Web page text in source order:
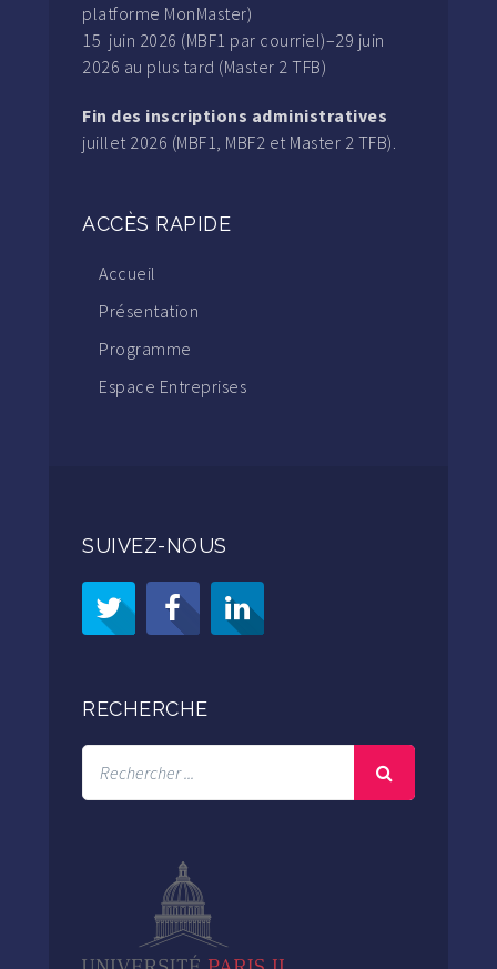
platforme MonMaster)
15 juin 2026 (MBF1 par courriel)–29 juin
2026 au plus tard (Master 2 TFB)
Fin des inscriptions administratives
juillet 2026 (MBF1, MBF2 et Master 2 TFB).
ACCÈS RAPIDE
Accueil
Présentation
Programme
Espace Entreprises
SUIVEZ-NOUS
RECHERCHE